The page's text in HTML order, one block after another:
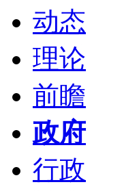
动态
理论
前瞻
政府
行政